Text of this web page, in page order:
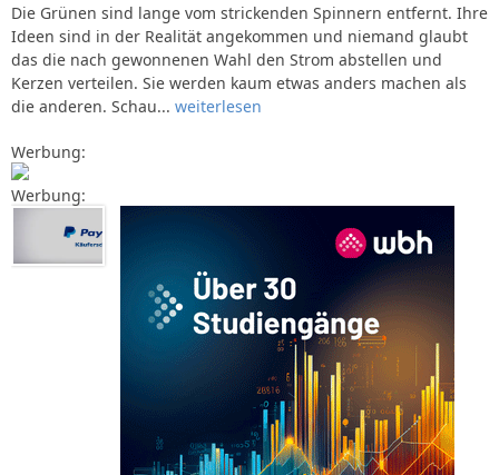
Die Grünen sind lange vom strickenden Spinnern entfernt. Ihre
Ideen sind in der Realität angekommen und niemand glaubt
das die nach gewonnenen Wahl den Strom abstellen und
Kerzen verteilen. Sie werden kaum etwas anders machen als
die anderen. Schau... weiterlesen
Werbung:
Werbung: